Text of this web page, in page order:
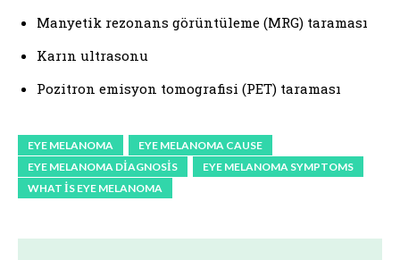
Manyetik rezonans görüntüleme (MRG) taraması
Karın ultrasonu
Pozitron emisyon tomografisi (PET) taraması
EYE MELANOMA
EYE MELANOMA CAUSE
EYE MELANOMA DIAGNOSIS
EYE MELANOMA SYMPTOMS
WHAT IS EYE MELANOMA